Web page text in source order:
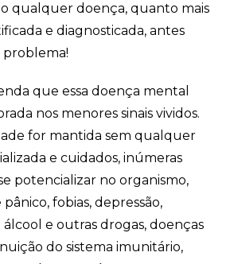
qualquer doença, quanto mais
e diagnosticada, antes
problema!
que essa doença mental
nos menores sinais vividos.
for mantida sem qualquer
e cuidados, inúmeras
potencializar no organismo,
fobias, depressão,
e outras drogas, doenças
do sistema imunitário,